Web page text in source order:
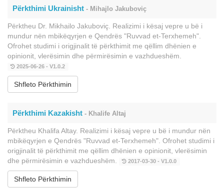
Përkthimi Ukrainisht - Mihajlo Jakuboviç
Përktheu Dr. Mikhailo Jakuboviç. Realizimi i kësaj vepre u bë i
mundur nën mbikëqyrjen e Qendrës "Ruvvad et-Terxhemeh".
Ofrohet studimi i origjinalit të përkthimit me qëllim dhënien e
opinionit, vlerësimin dhe përmirësimin e vazhdueshëm.
2025-06-26 - V1.0.2
Shfleto Përkthimin
Përkthimi Kazakisht - Khalife Altaj
Përktheu Khalifa Altay. Realizimi i kësaj vepre u bë i mundur nën
mbikëqyrjen e Qendrës "Ruvvad et-Terxhemeh". Ofrohet studimi i
origjinalit të përkthimit me qëllim dhënien e opinionit, vlerësimin
dhe përmirësimin e vazhdueshëm.
2017-03-30 - V1.0.0
Shfleto Përkthimin